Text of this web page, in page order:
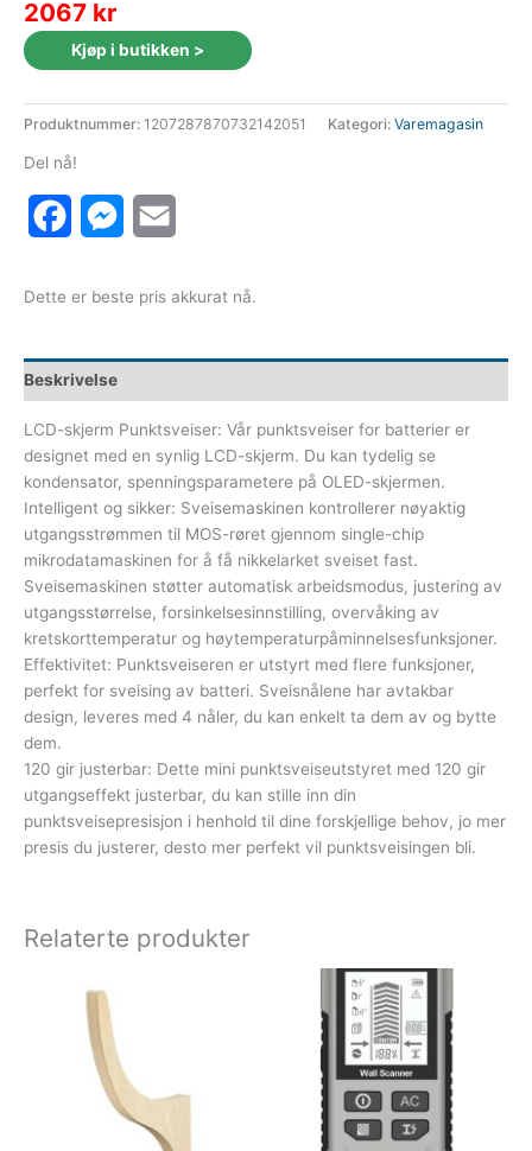
2067 kr
Kjøp i butikken >
Produktnummer: 1207287870732142051 Kategori: Varemagasin
Del nå!
FacebookMessenger
Dette er beste pris akkurat nå.
Beskrivelse
LCD-skjerm Punktsveiser: Vår punktsveiser for batterier er
designet med en synlig LCD-skjerm. Du kan tydelig se
kondensator, spenningsparametere på OLED-skjermen.
Intelligent og sikker: Sveisemaskinen kontrollerer nøyaktig
utgangsstrømmen til MOS-røret gjennom single-chip
mikrodatamaskinen for å få nikkelarket sveiset fast.
Sveisemaskinen støtter automatisk arbeidsmodus, justering av
utgangsstørrelse, forsinkelsesinnstilling, overvåking av
kretskorttemperatur og høytemperaturpåminnelsesfunksjoner.
Effektivitet: Punktsveiseren er utstyrt med flere funksjoner,
perfekt for sveising av batteri. Sveisnålene har avtakbar
design, leveres med 4 nåler, du kan enkelt ta dem av og bytte
dem.
120 gir justerbar: Dette mini punktsveiseutstyret med 120 gir
utgangseffekt justerbar, du kan stille inn din
punktsveisepresisjon i henhold til dine forskjellige behov, jo mer
presis du justerer, desto mer perfekt vil punktsveisingen bli.
Relaterte produkter